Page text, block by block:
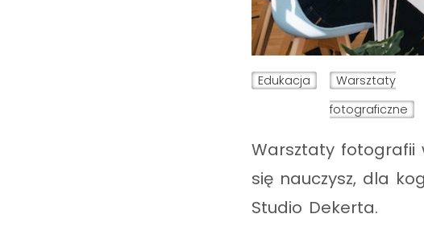
Edukacja
Warsztaty
fotograficzne
Warsztaty fotografii
się nauczysz, dla
Studio Dekerta.